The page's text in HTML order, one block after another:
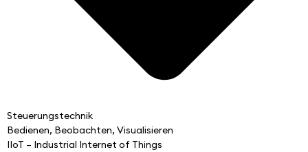
Steuerungstechnik
Bedienen, Beobachten, Visualisieren
IIoT – Industrial Internet of Things